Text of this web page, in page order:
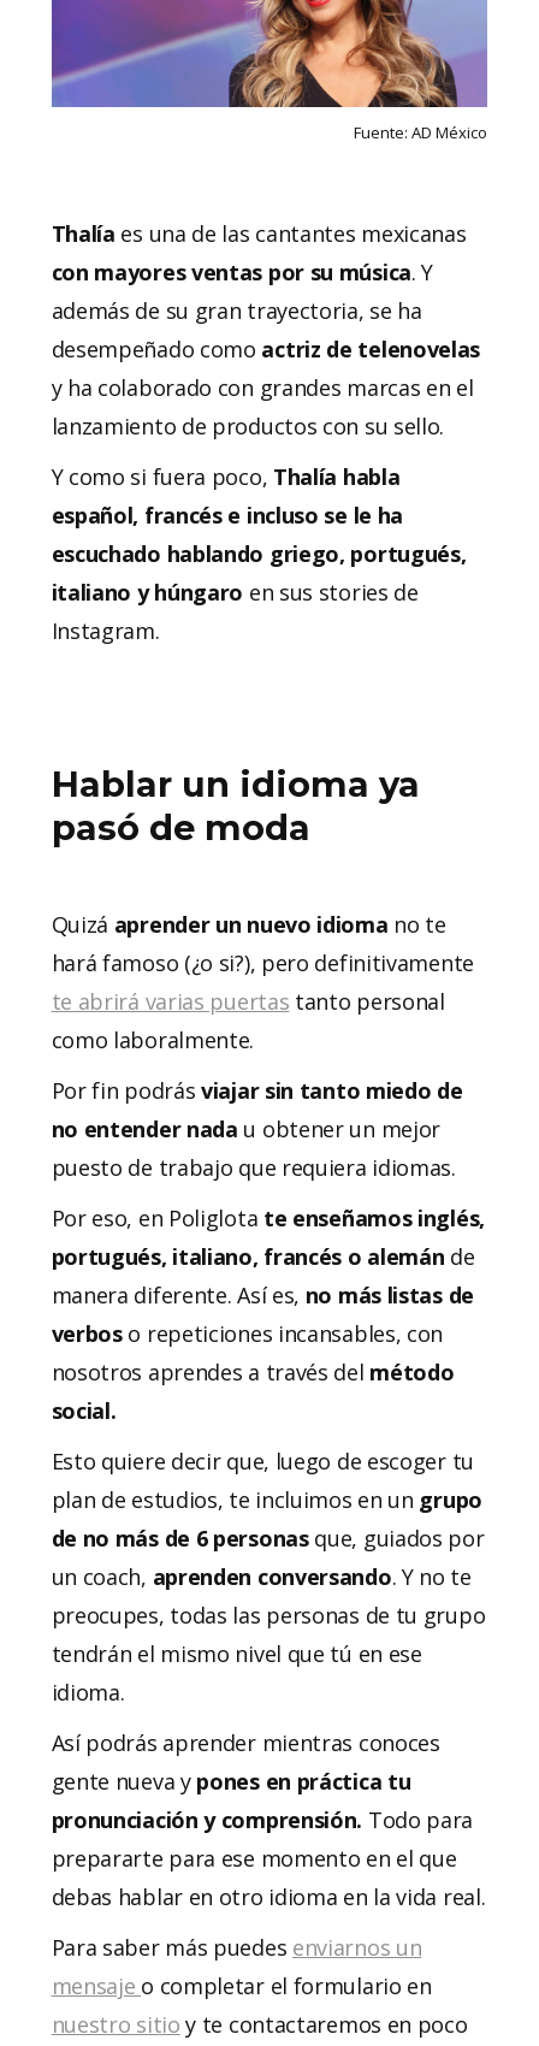
Fuente: AD México
Thalía es una de las cantantes mexicanas
con mayores ventas por su música. Y
además de su gran trayectoria, se ha
desempeñado como actriz de telenovelas
y ha colaborado con grandes marcas en el
lanzamiento de productos con su sello.
Y como si fuera poco, Thalía habla
español, francés e incluso se le ha
escuchado hablando griego, portugués,
italiano y húngaro en sus stories de
Instagram.
Hablar un idioma ya
pasó de moda
Quizá aprender un nuevo idioma no te
hará famoso (¿o si?), pero definitivamente
te abrirá varias puertas tanto personal
como laboralmente.
Por fin podrásviajar sin tanto miedo de
no entender nada u obtener un mejor
puesto de trabajo que requiera idiomas.
Por eso, en Poliglota te enseñamos inglés,
portugués, italiano, francés o alemán de
manera diferente. Así es, no más listas de
verboso repeticiones incansables, con
nosotros aprendes a través del método
social.
Esto quiere decir que, luego de escoger tu
plan de estudios, te incluimos en un grupo
de no más de 6 personasque, guiados por
un coach, aprenden conversando. Y no te
preocupes, todas las personas de tu grupo
tendrán el mismo nivel que tú en ese
idioma.
Así podrás aprender mientras conoces
gente nueva ypones en práctica tu
pronunciación y comprensión. Todo para
prepararte para ese momento en el que
debas hablar en otro idioma en la vida real.
Para saber más puedes enviarnos un
mensaje o completar el formulario en
nuestro sitio y te contactaremos en poco